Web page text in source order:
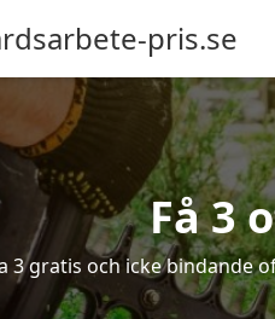
pris.se
Få 3
3 gratis och icke bindande